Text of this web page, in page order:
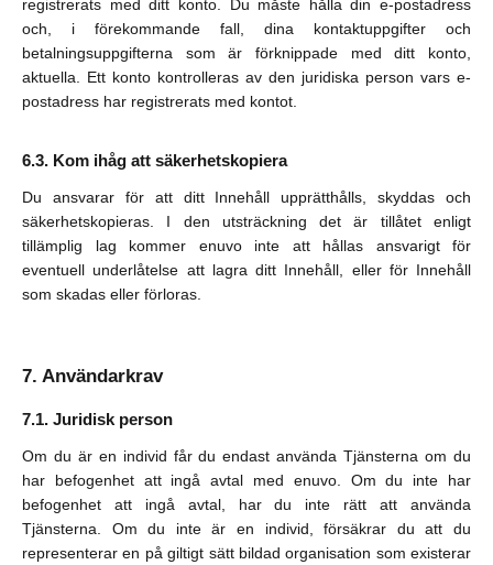
registrerats med ditt konto. Du måste hålla din e-postadress
och, i förekommande fall, dina kontaktuppgifter och
betalningsuppgifterna som är förknippade med ditt konto,
aktuella. Ett konto kontrolleras av den juridiska person vars e-
postadress har registrerats med kontot.
Kom ihåg att säkerhetskopiera
Du ansvarar för att ditt Innehåll upprätthålls, skyddas och
säkerhetskopieras. I den utsträckning det är tillåtet enligt
tillämplig lag kommer enuvo inte att hållas ansvarigt för
eventuell underlåtelse att lagra ditt Innehåll, eller för Innehåll
som skadas eller förloras.
Användarkrav
Juridisk person
Om du är en individ får du endast använda Tjänsterna om du
har befogenhet att ingå avtal med enuvo. Om du inte har
befogenhet att ingå avtal, har du inte rätt att använda
Tjänsterna. Om du inte är en individ, försäkrar du att du
representerar en på giltigt sätt bildad organisation som existerar